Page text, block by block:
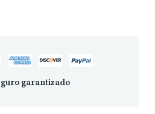
garantizado